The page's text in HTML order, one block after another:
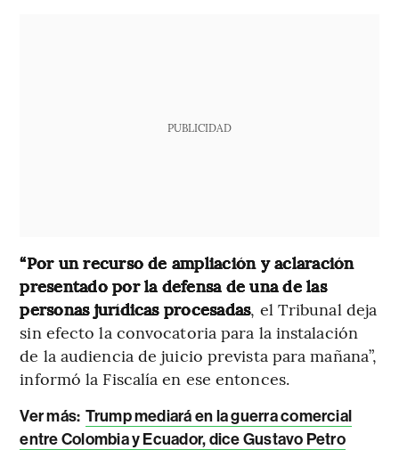
PUBLICIDAD
“Por un recurso de ampliación y aclaración
presentado por la defensa de una de las
personas jurídicas procesadas, el Tribunal deja
sin efecto la convocatoria para la instalación
de la audiencia de juicio prevista para mañana”,
informó la Fiscalía en ese entonces.
Ver más: Trump mediará en la guerra comercial
entre Colombia y Ecuador, dice Gustavo Petro